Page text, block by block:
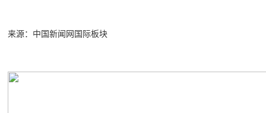
来源：中国新闻网国际板块